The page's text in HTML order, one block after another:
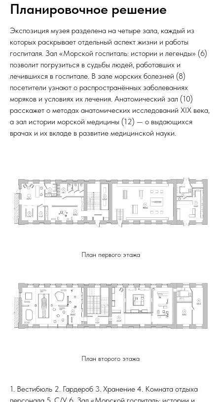
Планировочное решение
Экспозиция музея разделена на четыре зала, каждый из
которых раскрывает отдельный аспект жизни и работы
госпиталя. Зал «Морской госпиталь: истории и легенды» (6)
позволит погрузиться в судьбы людей, работавших и
лечившихся в госпитале. В зале морских болезней (8)
посетители узнают о распространённых заболеваниях
моряков и условиях их лечения. Анатомический зал (10)
расскажет о методах анатомических исследований XIX века,
а зал истории морской медицины (12) — о выдающихся
врачах и их вкладе в развитие медицинской науки.
План первого этажа
План второго этажа
1. Вестибюль 2. Гардероб 3. Хранение 4. Комната отдыха